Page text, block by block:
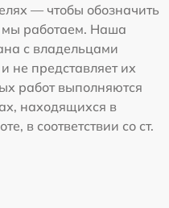
— чтобы обозначить
мы работаем. Наша
с владельцами
не представляет их
работ выполняются
находящихся в
в соответствии со ст.